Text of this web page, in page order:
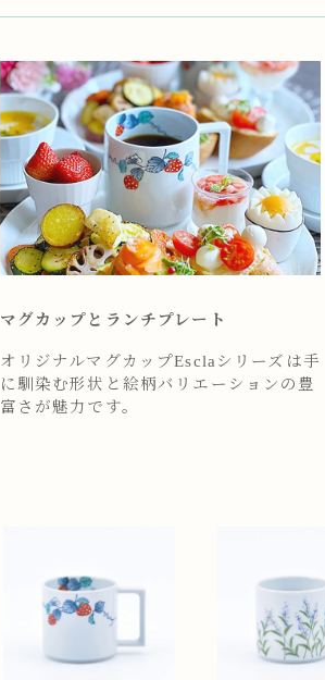
マグカップとランチプレート
オリジナルマグカップEsclaシリーズは手
に馴染む形状と絵柄バリエーションの豊
富さが魅力です。